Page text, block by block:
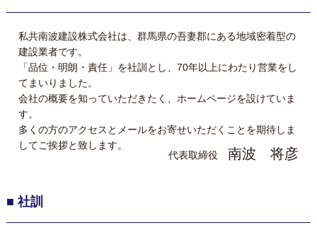
私共南波建設株式会社は、群馬県の吾妻郡にある地域密着型の
建設業者です。
「品位・明朗・責任」を社訓とし、70年以上にわたり営業をし
てまいりました。
会社の概要を知っていただきたく、ホームページを設けていま
す。
多くの方のアクセスとメールをお寄せいただくことを期待しま
してご挨拶と致します。
代表取締役
南波 将彦
■ 社訓